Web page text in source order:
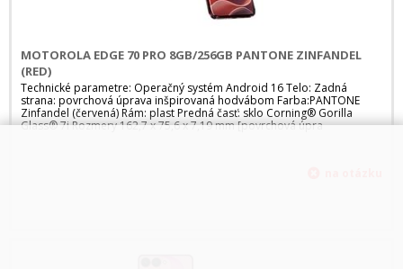
MOTOROLA EDGE 70 PRO 8GB/256GB PANTONE ZINFANDEL
(RED)
Technické parametre: Operačný systém Android 16 Telo: Zadná
strana: povrchová úprava inšpirovaná hodvábom Farba:PANTONE
Zinfandel (červená) Rám: plast Predná časť: sklo Corning® Gorilla
Glass® 7i Rozmery 162,7 x 75,6 x 7,19 mm [povrchová úpra